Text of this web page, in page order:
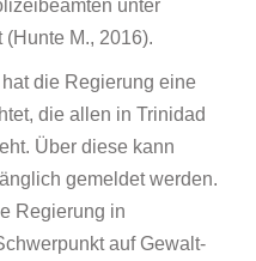
unter
M., 2016).
die Regierung eine
die allen in Trinidad
Über diese kann
gemeldet werden.
Regierung in
auf Gewalt-